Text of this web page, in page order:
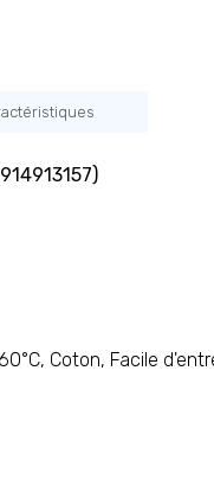
Coton, Facile